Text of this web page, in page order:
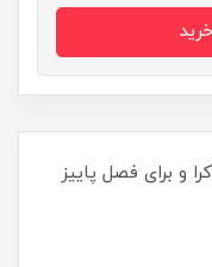
98%پنبه و 2% لاکرا و برای فصل پاییز